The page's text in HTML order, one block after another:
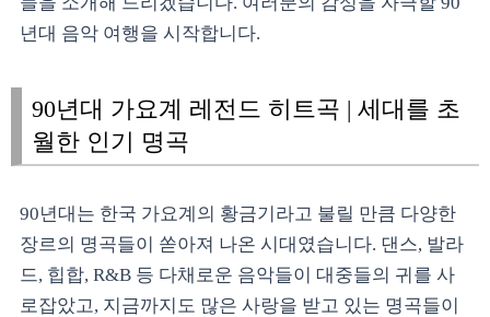
년대 음악 여행을 시작합니다.
90년대 가요계 레전드 히트곡 | 세대를 초
월한 인기 명곡
90년대는 한국 가요계의 황금기라고 불릴 만큼 다양한
장르의 명곡들이 쏟아져 나온 시대였습니다. 댄스, 발라
드, 힙합, R&B 등 다채로운 음악들이 대중들의 귀를 사
로잡았고, 지금까지도 많은 사랑을 받고 있는 명곡들이